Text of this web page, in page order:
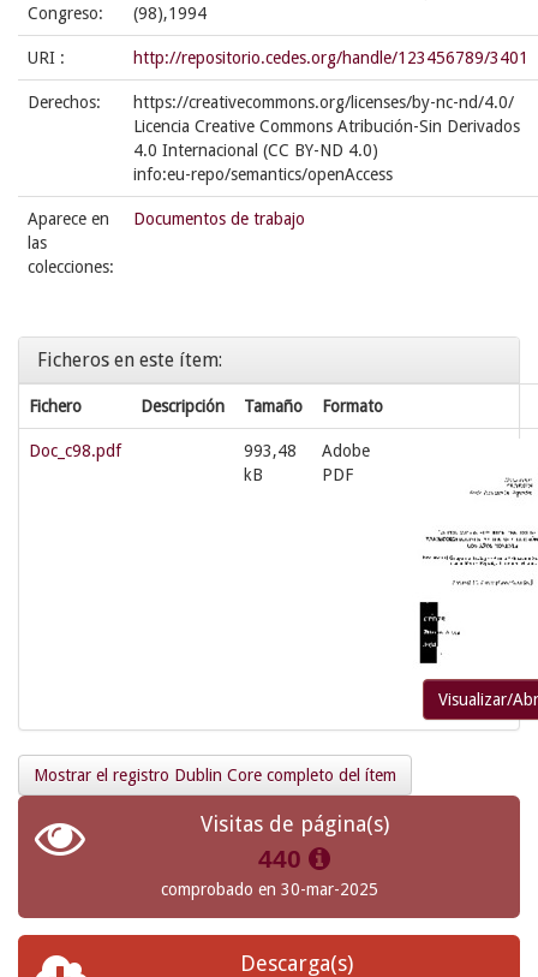
Congreso:
(98),1994
URI : http://repositorio.cedes.org/handle/123456789/3401
Derechos:
https://creativecommons.org/licenses/by-nc-nd/4.0/
Licencia Creative Commons Atribución-Sin Derivados
4.0 Internacional (CC BY-ND 4.0)
info:eu-repo/semantics/openAccess
Aparece en
las
colecciones:
Documentos de trabajo
Ficheros en este ítem:
Fichero Descripción Tamaño Formato
Doc_c98.pdf
993,48
kB
Adobe
PDF
Visualizar/
Mostrar el registro Dublin Core completo del ítem
Visitas de página(s)
440
comprobado en 30-mar-2025
Descarga(s)